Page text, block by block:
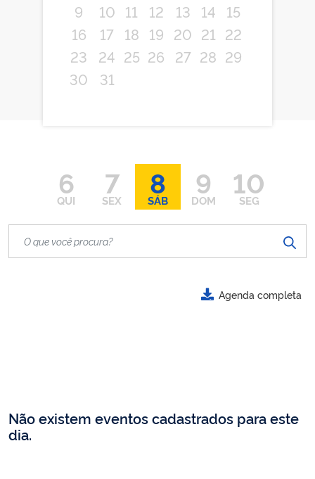
9
10 11 12 13 14
15
16
17 18 19 20 21 22
23
24 25 26 27 28 29
30
31
6
QUI
7
SEX
8
SÁB
9
DOM
10
SEG
Agenda completa
Não existem eventos cadastrados para este
dia.